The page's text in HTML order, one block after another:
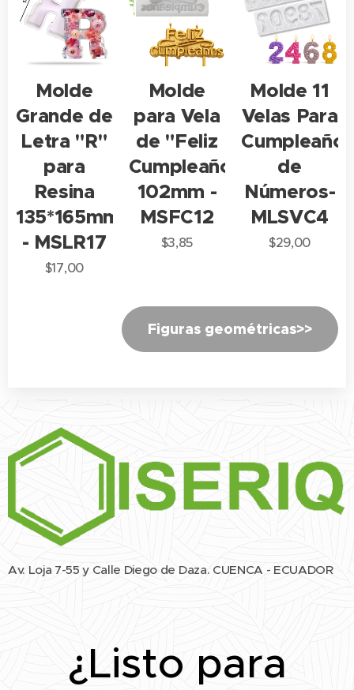
Molde
Grande de
Letra "R"
para
Resina
135*165mm
- MSLR17
$17,00
Molde
para Vela
de "Feliz
Cumpleaños"
102mm -
MSFC12
$3,85
Molde 11
Velas Para
de
Números-
MLSVC4
$29,00
Figuras geométricas>>
Av. Loja 7-55 y Calle Diego de Daza. CUENCA - ECUADOR
¿Listo para